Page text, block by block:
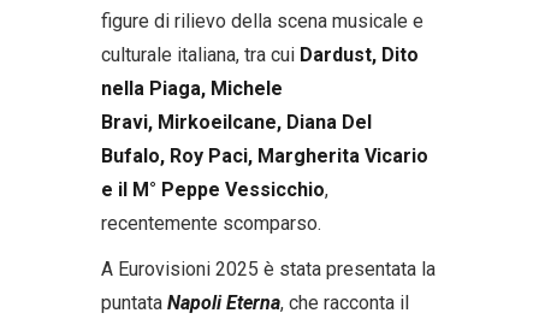
figure di rilievo della scena musicale e
culturale italiana, tra cui Dardust, Dito
nella Piaga, Michele
Bravi, Mirkoeilcane, Diana Del
Bufalo, Roy Paci, Margherita Vicario
e il M° Peppe Vessicchio,
recentemente scomparso.
A Eurovisioni 2025 è stata presentata la
puntata Napoli Eterna, che racconta il